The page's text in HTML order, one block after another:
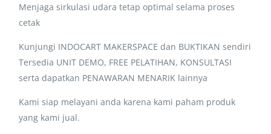
Menjaga sirkulasi udara tetap optimal selama proses
cetak
Kunjungi INDOCART MAKERSPACE dan BUKTIKAN sendiri
Tersedia UNIT DEMO, FREE PELATIHAN, KONSULTASI
serta dapatkan PENAWARAN MENARIK lainnya
Kami siap melayani anda karena kami paham produk
yang kami jual.